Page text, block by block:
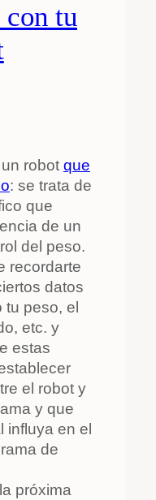
con tu
robot que
: se trata de
que
de un
del peso.
recordarte
datos
peso, el
etc. y
estas
el robot y
y que
influya en el
de
próxima